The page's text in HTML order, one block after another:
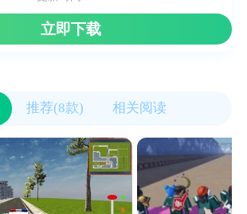
立即下载
推荐(8款) 相关阅读